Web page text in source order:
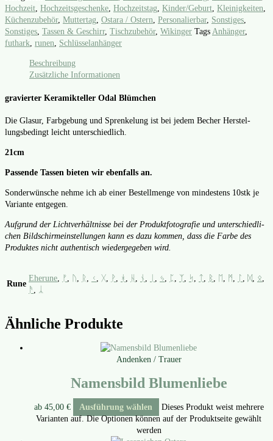
Hochzeit, Hochzeitsgeschenke, Hochzeitstag, Kinder/Geburt, Kleinigkeiten,
Küchenzubehör, Muttertag, Ostara / Ostern, Personalierbar, Sonstiges,
Sonstiges, Tassen & Geschirr, Tischzubehör, Wikinger Tags Anhänger,
futhark, runen, Schlüsselanhänger
Beschreibung
Zusätzliche Informationen
gravierter Keramikteller Odal Blümchen
Die Gla­sur, Farb­ge­bung und Spren­ke­lung ist bei jedem Becher Her­stel­
lungs­be­dingt leicht unter­schied­lich.
21cm
Pas­sen­de Tas­sen bie­ten wir eben­falls an.
Son­der­wün­sche neh­me ich ab einer Bestell­men­ge von min­des­tens 10stk je
Vari­an­te ent­ge­gen.
Auf­grund der Licht­ver­hält­nis­se bei der Pro­dukt­fo­to­gra­fie und unter­schied­li­
chen Bild­schirm­ein­stel­lun­gen kann es dazu kom­men, dass die Far­be des
Pro­duk­tes nicht authen­tisch wie­der­ge­ge­ben wird.
Rune
Eherune, ᚠ, ᚢ, ᚱ, ᚲ , ᚷ, ᚹ, ᚼ , ᚺ , ᚾ , , ᛃ, ᛈ , ᛉ, ᛋ , ᛏ, ᛒ , ᛖ , ᛗ, ᛚ , ᛞ, ᛟ,
ᚫ , ᛣ
Ähnliche Produkte
Andenken / Trauer
Namensbild Blumenliebe
ab 45,00 € Ausführung wählen
Dieses Produkt weist mehrere
Varianten auf. Die Optionen können auf der Produktseite gewählt
werden